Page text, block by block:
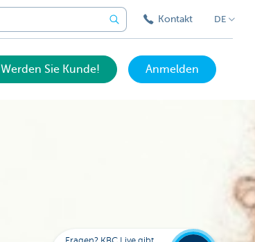
Kontakt DE
Werden Sie Kunde! Anmelden